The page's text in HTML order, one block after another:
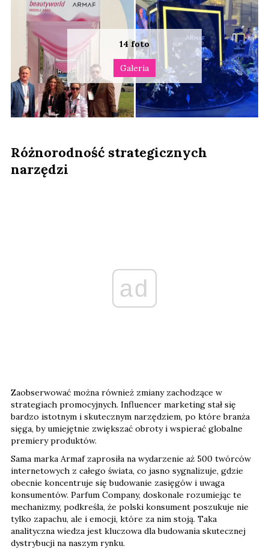
Różnorodność strategicznych
narzędzi
ad
Zaobserwować można również zmiany zachodzące w
strategiach promocyjnych. Influencer marketing stał się
bardzo istotnym i skutecznym narzędziem, po które branża
sięga, by umiejętnie zwiększać obroty i wspierać globalne
premiery produktów.
Sama marka Armaf zaprosiła na wydarzenie aż 500 twórców
internetowych z całego świata, co jasno sygnalizuje, gdzie
obecnie koncentruje się budowanie zasięgów i uwaga
konsumentów. Parfum Company, doskonale rozumiejąc te
mechanizmy, podkreśla, że polski konsument poszukuje nie
tylko zapachu, ale i emocji, które za nim stoją. Taka
analityczna wiedza jest kluczowa dla budowania skutecznej
dystrybucji na naszym rynku.